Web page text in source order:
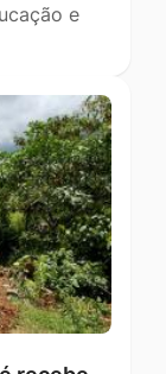
e